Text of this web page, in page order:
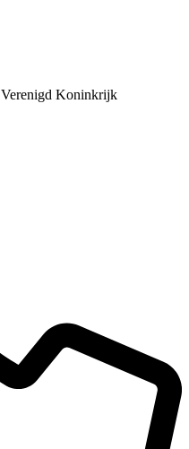
Verenigd Koninkrijk